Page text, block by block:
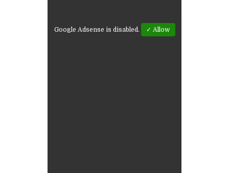
Google Adsense is disabled. ✓ Allow